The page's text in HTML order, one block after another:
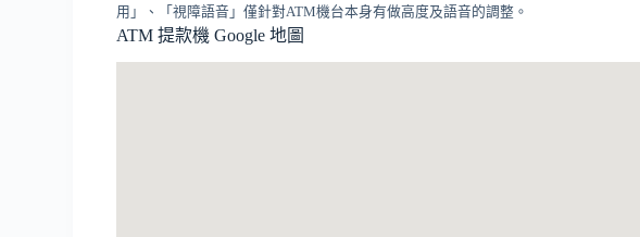
用」、「視障語音」僅針對ATM機台本身有做高度及語音的調整。
ATM 提款機 Google 地圖